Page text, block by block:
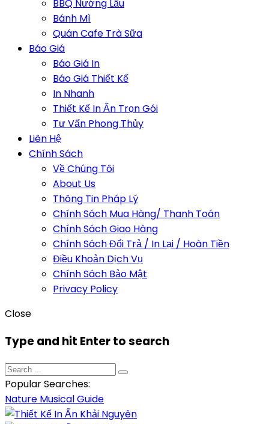
BBQ Nướng Lẩu
Bánh Mì
Quán Cafe Trà Sữa
Báo Giá
Báo Giá In
Báo Giá Thiết Kế
In Nhanh
Thiết Kế In Ấn Trọn Gói
Tư Vấn Phong Thủy
Liên Hệ
Chính Sách
Về Chúng Tôi
About Us
Thông Tin Pháp Lý
Chính Sách Mua Hàng/ Thanh Toán
Chính Sách Giao Hàng
Chính Sách Đổi Trả / In Lại / Hoàn Tiền
Điều Khoản Dịch Vụ
Chính Sách Bảo Mật
Privacy Policy
Close
Type and hit Enter to search
Popular Searches:
Nature MusicalGuide